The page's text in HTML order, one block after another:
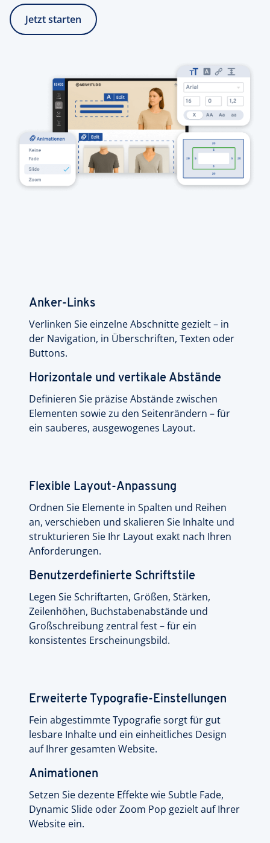
Jetzt starten
Anker-Links
Verlinken Sie einzelne Abschnitte gezielt – in
der Navigation, in Überschriften, Texten oder
Buttons.
Horizontale und vertikale Abstände
Definieren Sie präzise Abstände zwischen
Elementen sowie zu den Seitenrändern – für
ein sauberes, ausgewogenes Layout.
Flexible Layout-Anpassung
Ordnen Sie Elemente in Spalten und Reihen
an, verschieben und skalieren Sie Inhalte und
strukturieren Sie Ihr Layout exakt nach Ihren
Anforderungen.
Benutzerdefinierte Schriftstile
Legen Sie Schriftarten, Größen, Stärken,
Zeilenhöhen, Buchstabenabstände und
Großschreibung zentral fest – für ein
konsistentes Erscheinungsbild.
Erweiterte Typografie-Einstellungen
Fein abgestimmte Typografie sorgt für gut
lesbare Inhalte und ein einheitliches Design
auf Ihrer gesamten Website.
Animationen
Setzen Sie dezente Effekte wie Subtle Fade,
Dynamic Slide oder Zoom Pop gezielt auf Ihrer
Website ein.